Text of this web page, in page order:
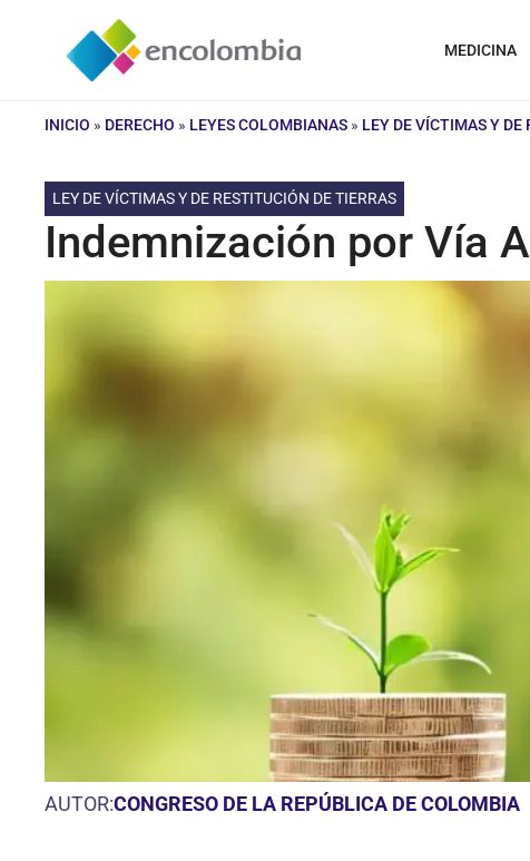
contenido
MEDICINA
INICIO » DERECHO » LEYES COLOMBIANAS » LEY DE VÍCTIMAS Y DE
LEY DE VÍCTIMAS Y DE RESTITUCIÓN DE TIERRAS
Indemnización por Vía
AUTOR:CONGRESO DE LA REPÚBLICA DE COLOMBIA